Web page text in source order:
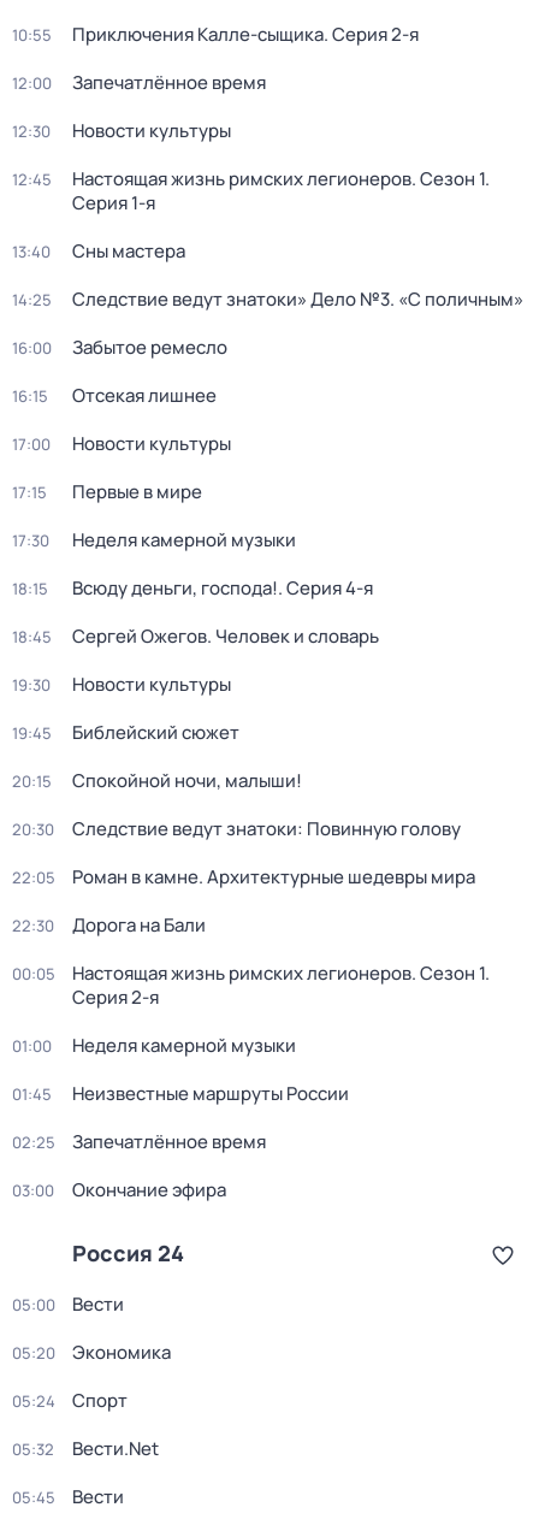
10:55 Приключения Калле-сыщика. Серия 2-я
12:00 Запечатлённое время
12:30 Новости культуры
12:45 Настоящая жизнь римских легионеров. Сезон 1.
Серия 1-я
13:40 Сны мастера
14:25 Следствие ведут знатоки» Дело №3. «С поличным»
16:00 Забытое ремесло
16:15 Отсекая лишнее
17:00 Новости культуры
17:15 Первые в мире
17:30 Неделя камерной музыки
18:15 Всюду деньги, господа!. Серия 4-я
18:45 Сергей Ожегов. Человек и словарь
19:30 Новости культуры
19:45 Библейский сюжет
20:15 Спокойной ночи, малыши!
20:30 Следствие ведут знатоки: Повинную голову
22:05 Роман в камне. Архитектурные шедевры мира
22:30 Дорога на Бали
00:05 Настоящая жизнь римских легионеров. Сезон 1.
Серия 2-я
01:00 Неделя камерной музыки
01:45 Неизвестные маршруты России
02:25 Запечатлённое время
03:00 Окончание эфира
Россия 24
05:00 Вести
05:20 Экономика
05:24 Спорт
05:32 Вести.Net
05:45 Вести